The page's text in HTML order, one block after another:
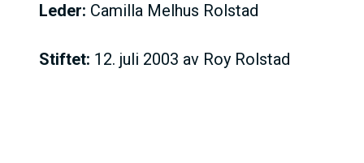
Leder: Camilla Melhus Rolstad
Stiftet: 12. juli 2003 av Roy Rolstad